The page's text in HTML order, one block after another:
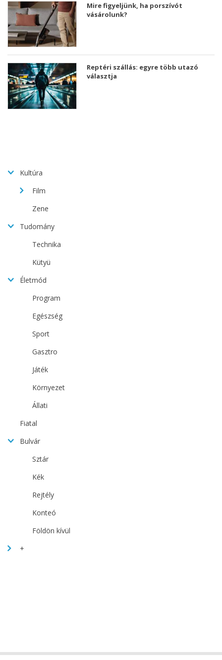
Mire figyeljünk, ha porszívót
vásárolunk?
Reptéri szállás: egyre több utazó
választja
Kultúra
Film
Zene
Tudomány
Technika
Kütyü
Életmód
Program
Egészség
Sport
Gasztro
Játék
Környezet
Állati
Fiatal
Bulvár
Sztár
Kék
Rejtély
Konteó
Földön kívül
+